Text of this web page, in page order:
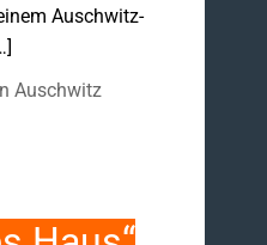
Auschwitz-
Auschwitz